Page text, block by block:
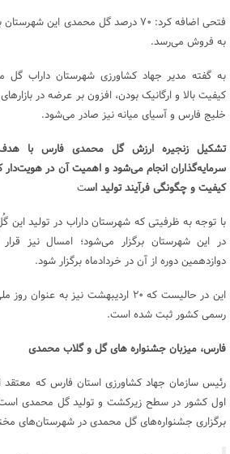
فتحی اضافه کرد: ٧٠ درصد گل محمدی
به فروش می‌رسد.
به گفته مدیر جهاد کشاورزی شهرستان داراب
کیفیت بالا و ارگانیک بودن، افزون بر عرضه در
خلیج فارس و آسیای میانه نیز صادر می‌شود.
تشکیل زنجیره ارزش گل محمدی فارس با هدف
سرمایه‌گذاران انجام می‌شود و اهمیت آن در
کیفیت و چگونگی فرآیند تولید است
با توجه به ظرفیتی که شهرستان داراب در تولید
در این شهرستان برگزار می‌شود؛ امسال نیز
دوازدهمین دوره از آن در خردادماه برگزار شود.
این در حالیست که ۲۰ اردیبهشت نیز به
رسمی کشور ثبت شده است.
فارس، میزبان جشنواره های گل و گلاب محمدی
رئیس سازمان جهاد کشاورزی استان فارس که معتقد
اول کشور در سطح زیرکشت و تولید گل محمدی
برگزاری جشنواره‌های گل محمدی در شهرستان‌های